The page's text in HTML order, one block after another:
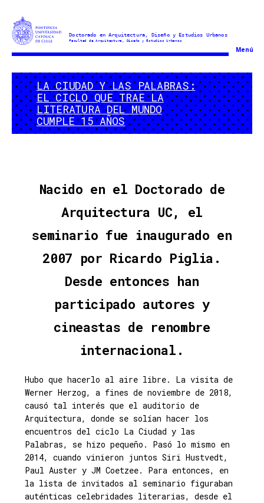
Doctorado
Arquitectura
y
Estudios
Urbanos
Menú
LA CIUDAD Y LAS PALABRAS:
EL CICLO QUE TRAE LA
LITERATURA DEL MUNDO
CUMPLE 15 AÑOS
Nacido en el Doctorado de
Arquitectura UC, el
seminario fue inaugurado en
2007 por Ricardo Piglia.
Desde entonces han
participado autores y
cineastas de renombre
internacional.
Hubo que hacerlo al aire libre. La visita de
Werner Herzog, a fines de noviembre de 2018,
causó tal interés que el auditorio de
Arquitectura, donde se solían hacer los
encuentros del ciclo La Ciudad y las
Palabras, se hizo pequeño. Pasó lo mismo en
2014, cuando vinieron juntos Siri Hustvedt,
Paul Auster y JM Coetzee. Para entonces, en
la lista de invitados al seminario figuraban
auténticas celebridades literarias, desde el